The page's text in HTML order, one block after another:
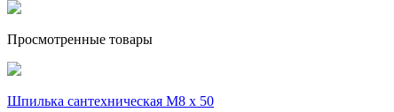
Просмотренные товары
Шпилька сантехническая М8 х 50